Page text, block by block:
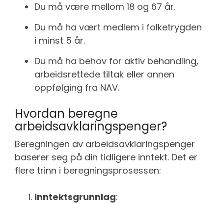
Du må være mellom 18 og 67 år.
Du må ha vært medlem i folketrygden
i minst 5 år.
Du må ha behov for aktiv behandling,
arbeidsrettede tiltak eller annen
oppfølging fra NAV.
Hvordan beregne
arbeidsavklaringspenger?
Beregningen av arbeidsavklaringspenger
baserer seg på din tidligere inntekt. Det er
flere trinn i beregningsprosessen:
Inntektsgrunnlag: